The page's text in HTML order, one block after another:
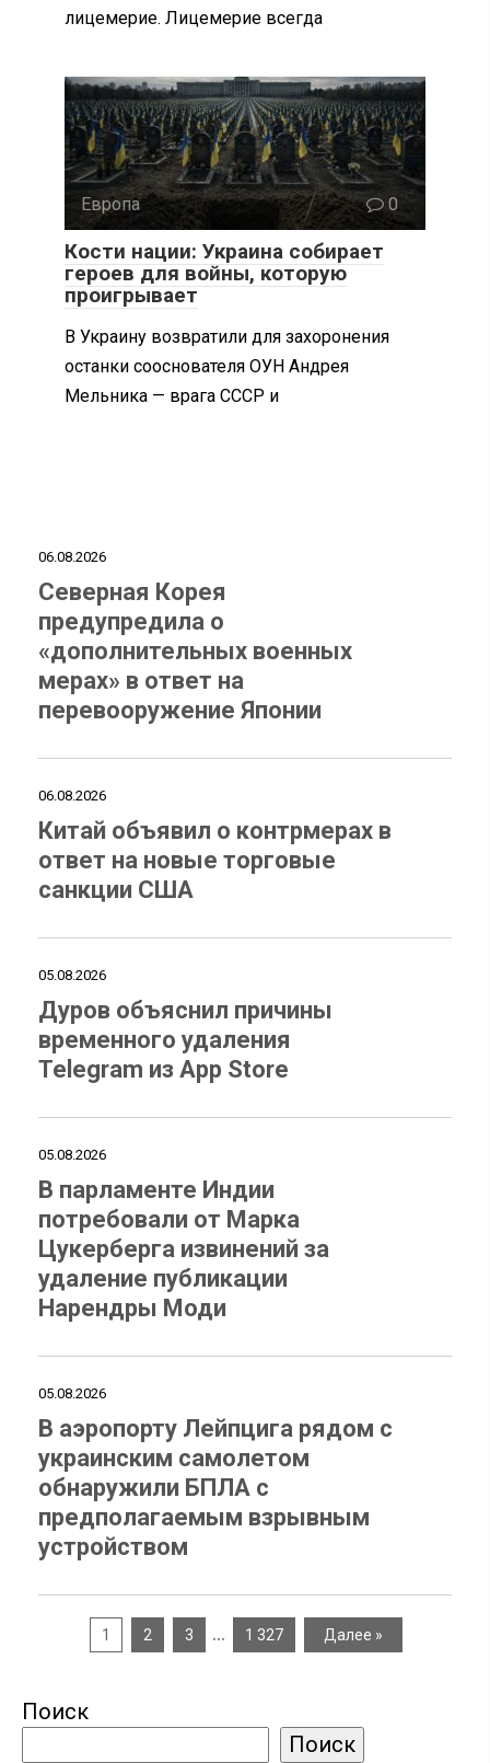
лицемерие. Лицемерие всегда
Европа 0
Кости нации: Украина собирает
героев для войны, которую
проигрывает
В Украину возвратили для захоронения
останки сооснователя ОУН Андрея
Мельника — врага СССР и
06.08.2026
Северная Корея
предупредила о
«дополнительных военных
мерах» в ответ на
перевооружение Японии
06.08.2026
Китай объявил о контрмерах в
ответ на новые торговые
санкции США
05.08.2026
Дуров объяснил причины
временного удаления
Telegram из App Store
05.08.2026
В парламенте Индии
потребовали от Марка
Цукерберга извинений за
удаление публикации
Нарендры Моди
05.08.2026
В аэропорту Лейпцига рядом с
украинским самолетом
обнаружили БПЛА с
предполагаемым взрывным
устройством
1 2 3 … 1 327 Далее »
Поиск
Поиск